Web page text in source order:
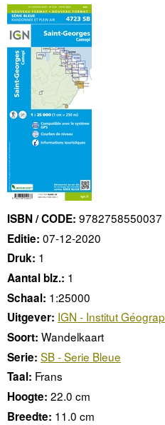
ISBN / CODE: 9782758550037
Editie: 07-12-2020
Druk: 1
Aantal blz.: 1
Schaal: 1:25000
Uitgever: IGN - Institut
Soort: Wandelkaart
Serie: SB - Serie Bleue
Taal: Frans
Hoogte: 22.0 cm
Breedte: 11.0 cm